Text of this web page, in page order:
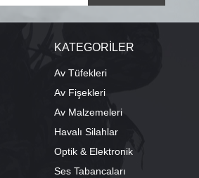
KATEGORİLER
Av Tüfekleri
Av Fişekleri
Av Malzemeleri
Havalı Silahlar
Optik & Elektronik
Ses Tabancaları